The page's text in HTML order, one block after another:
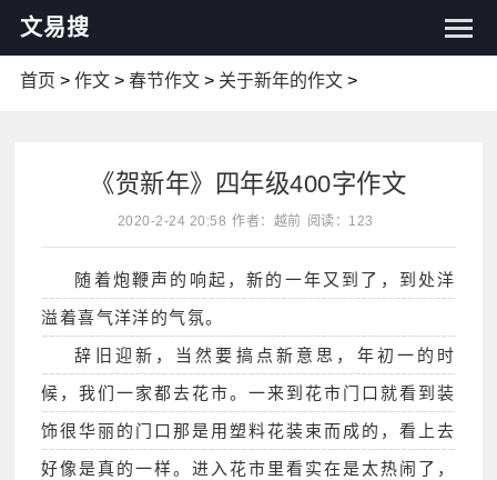
文易搜
首页 > 作文> 春节作文> 关于新年的作文>
《贺新年》四年级400字作文
2020-2-24 20:58 作者：越前 阅读：123
随着炮鞭声的响起，新的一年又到了，到处洋
溢着喜气洋洋的气氛。
辞旧迎新，当然要搞点新意思，年初一的时
候，我们一家都去花市。一来到花市门口就看到装
饰很华丽的门口那是用塑料花装束而成的，看上去
好像是真的一样。进入花市里看实在是太热闹了，